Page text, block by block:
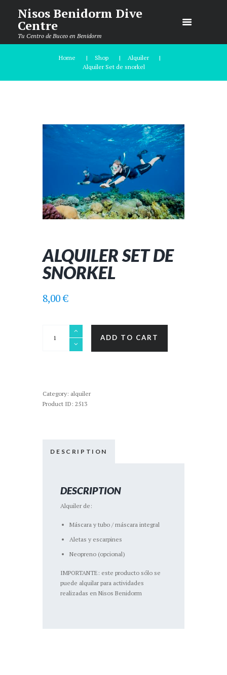
Nisos Benidorm Dive
Centre
Tu Centro de Buceo en Benidorm
Home Shop
Alquiler
Alquiler Set de snorkel
ALQUILER SET DE
SNORKEL
8,00€
ADD TO CART
Category: alquiler
Product ID: 2513
DESCRIPTION
DESCRIPTION
Alquiler de:
Máscara y tubo / máscara integral
Aletas y escarpines
Neopreno (opcional)
IMPORTANTE: este producto sólo se
puede alquilar para actividades
realizadas en Nisos Benidorm